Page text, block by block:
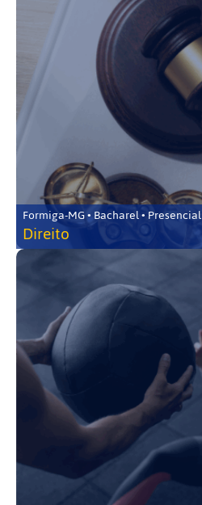
Formiga-MG • Bacharel • Presencial
Direito